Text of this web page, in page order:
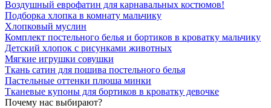
Воздушный еврофатин для карнавальных костюмов!
Подборка хлопка в комнату мальчику
Хлопковый муслин
Комплект постельного белья и бортиков в кроватку мальчику
Детский хлопок с рисунками животных
Мягкие игрушки совушки
Ткань сатин для пошива постельного белья
Пастельные оттенки плюша минки
Тканевые купоны для бортиков в кроватку девочке
Почему нас выбирают?